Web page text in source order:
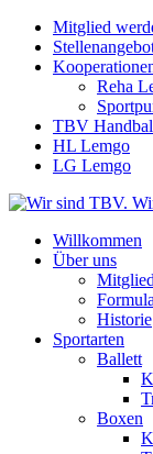
Mitglied
Reha
TBV
HL Lemgo
LG Lemgo
Willkommen
Über uns
Historie
Sportarten
Ballett
Boxen